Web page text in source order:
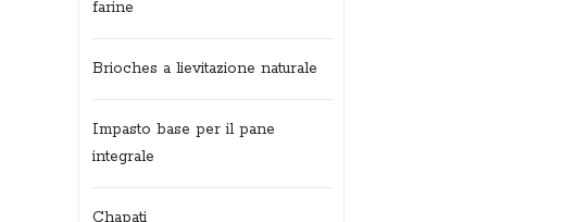
farine
Brioches a lievitazione naturale
Impasto base per il pane
integrale
Chapati